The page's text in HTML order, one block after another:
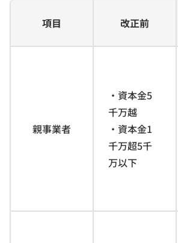
項目 改正前
親事業者
・資本金5
千万越
・資本金1
千万超5千
万以下